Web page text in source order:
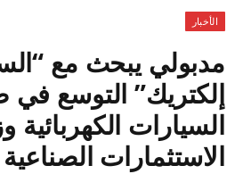
الأخبار
مدبولي يبحث مع
إلكتريك” التوسع في
السيارات الكهربائية
الاستثمارات الصناعية